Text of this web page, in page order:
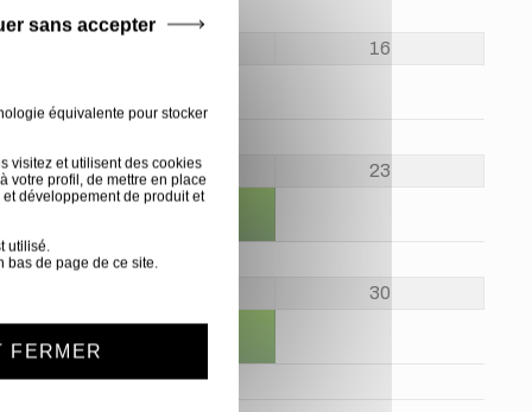
16
22 23
22 AOÛ
30
29 AOÛ
équivalente pour stocker
visitez et utilisent des cookies
votre profil, de mettre en place
développement de produit et
utilisé.
bas de page de ce site.
sans accepter
FERMER